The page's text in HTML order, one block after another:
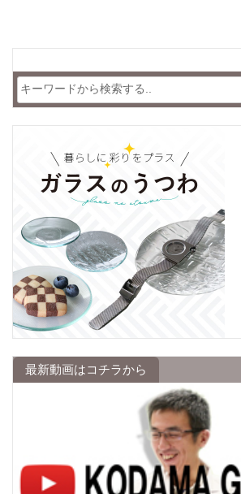
最新動画はコチラから